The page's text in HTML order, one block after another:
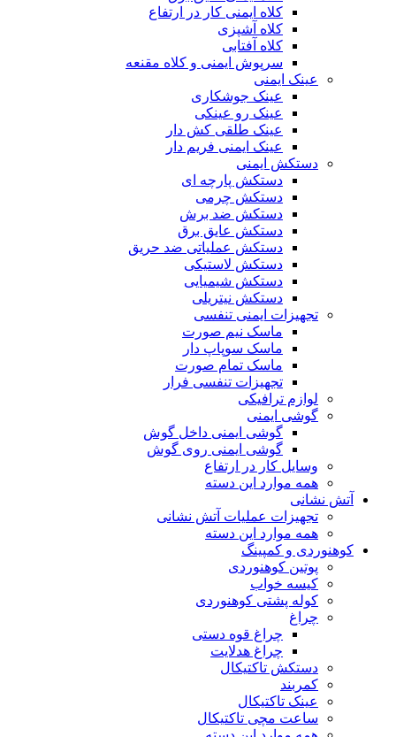
کلاه ایمنی کار در ارتفاع
کلاه آشپزی
کلاه آفتابی
سرپوش ایمنی و کلاه مقنعه
عینک ایمنی
عینک جوشکاری
عینک رو عینکی
عینک طلقی کش دار
عینک ایمنی فریم دار
دستکش ایمنی
دستکش پارچه ای
دستکش چرمی
دستکش ضد برش
دستکش عایق برق
دستکش عملیاتی ضد حریق
دستکش لاستیکی
دستکش شیمیایی
دستکش نیتریلی
تجهیزات ایمنی تنفسی
ماسک نیم صورت
ماسک سوپاپ دار
ماسک تمام صورت
تجهیزات تنفسی فرار
لوازم ترافیکی
گوشی ایمنی
گوشی ایمنی داخل گوش
گوشی ایمنی روی گوش
وسایل کار در ارتفاع
همه موارد این دسته
آتش نشانی
تجهیزات عملیات آتش نشانی
همه موارد این دسته
کوهنوردی و کمپینگ
پوتین کوهنوردی
کیسه خواب
کوله پشتی کوهنوردی
چراغ
چراغ قوه دستی
چراغ هدلایت
دستکش تاکتیکال
کمربند
عینک تاکتیکال
ساعت مچی تاکتیکال